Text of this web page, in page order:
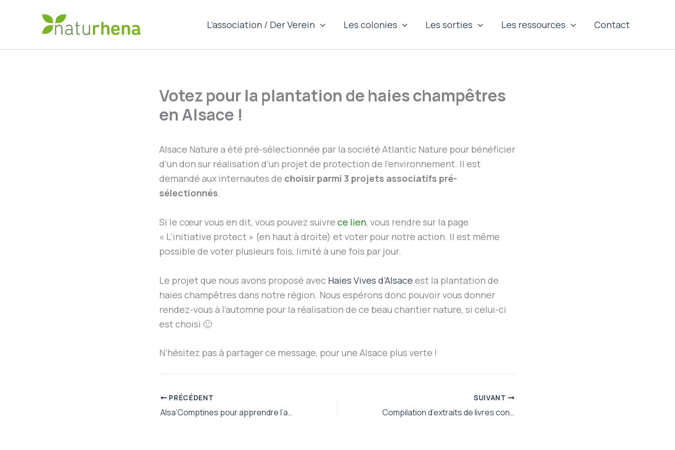
L’association / Der Verein Les colonies Les sorties Les ressources Contact
Votez pour la plantation de haies champêtres
en Alsace !
Alsace Nature a été pré-sélectionnée par la société Atlantic Nature pour bénéficier
d’un don sur réalisation d’un projet de protection de l’environnement. Il est
demandé aux internautes de choisir parmi 3 projets associatifs pré-
sélectionnés.
Si le cœur vous en dit, vous pouvez suivre ce lien, vous rendre sur la page
« L’initiative protect » (en haut à droite) et voter pour notre action. Il est même
possible de voter plusieurs fois, limité à une fois par jour.
Le projet que nous avons proposé avec Haies Vives d’Alsace est la plantation de
haies champêtres dans notre région. Nous espérons donc pouvoir vous donner
rendez-vous à l’automne pour la réalisation de ce beau chantier nature, si celui-ci
est choisi 🙂
N’hésitez pas à partager ce message, pour une Alsace plus verte !
PRÉCÉDENT
Alsa’Comptines pour apprendre l’alsacien en famille le 10 mai 2017 à Hésingue
SUIVANT
Compilation d’extraits de livres consacrés à l’éducation des enfants à la nature